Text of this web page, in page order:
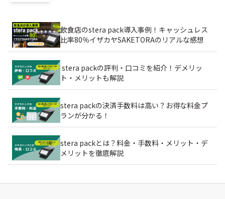
飲食店のstera pack導入事例！キャッシュレス
比率80％イザカヤSAKETORAのリアルな感想
stera packの評判・口コミを紹介！デメリッ
ト・メリットも解説
stera packの決済手数料は高い？お得な料金プ
ランが分かる！
stera packとは？料金・手数料・メリット・デ
メリットを徹底解説